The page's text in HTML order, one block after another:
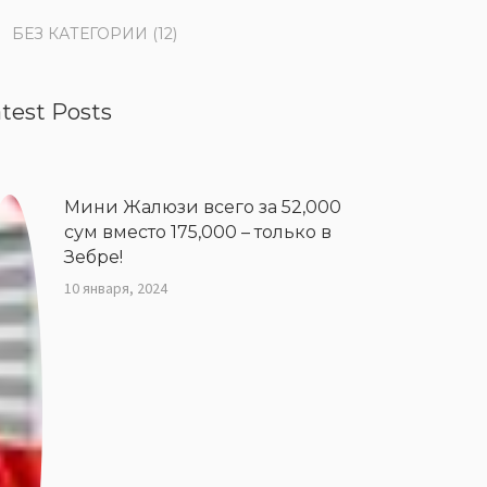
БЕЗ КАТЕГОРИИ (12)
Posts
Мини Жалюзи всего за 52,000
сум вместо 175,000 – только в
Зебре!
10 января, 2024